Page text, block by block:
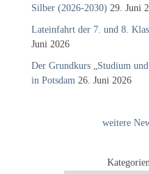
Silber (2026-2030) 29. Juni
Lateinfahrt der 7. und 8.
Juni 2026
Der Grundkurs „Studium
in Potsdam 26. Juni 2026
weitere